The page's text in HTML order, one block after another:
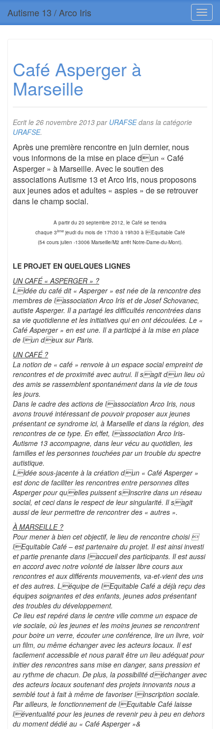
Autisme 13 / Arco Iris
Café Asperger à
Marseille
Ecrit le 26 novembre 2013 par URAFSEdans la catégorie
URAFSE.
Après une première rencontre en juin dernier, nous
vous informons de la mise en place dun « Café
Asperger » à Marseille. Avec le soutien des
associations Autisme 13 et Arco Iris, nous proposons
aux jeunes ados et adultes « aspies » de se retrouver
dans le champ social.
A partir du 20 septembre 2012, le Café se tiendra
chaque 3èmejeudi du mois de 17h30 à 19h30 à lEquitable Café
(54 cours julien -13006 Marseille/M2 arrêt Notre-Dame-du-Mont).
LE PROJET EN QUELQUES LIGNES
UN CAFÉ « ASPERGER » ?
Lidée du café dit « Asperger » est née de la rencontre des
membres de lassociation Arco Iris et de Josef Schovanec,
autiste Asperger. Il a partagé les difficultés rencontrées dans
sa vie quotidienne et les initiatives qui en ont découlées. Le «
Café Asperger » en est une. Il a participé à la mise en place
de lun deux sur Paris.
UN CAFÉ ?
La notion de « café » renvoie à un espace social empreint de
rencontres et de proximité avec autrui. Il sagit dun lieu où
des amis se rassemblent spontanément dans la vie de tous
les jours.
Dans le cadre des actions de lassociation Arco Iris, nous
avons trouvé intéressant de pouvoir proposer aux jeunes
présentant ce syndrome ici, à Marseille et dans la région, des
rencontres de ce type. En effet, lassociation Arco Iris-
Autisme 13 accompagne, dans leur vécu au quotidien, les
familles et les personnes touchées par un trouble du spectre
autistique.
Lidée sous-jacente à la création dun « Café Asperger »
est donc de faciliter les rencontres entre personnes dites
Asperger pour quelles puissent sinscrire dans un réseau
social, et ceci dans le respect de leur singularité. Il sagit
aussi de leur permettre de rencontrer des « autres ».
À MARSEILLE ?
Pour mener à bien cet objectif, le lieu de rencontre choisi 
lEquitable Café – est partenaire du projet. Il est ainsi investi
et partie prenante dans laccueil des participants. Il est aussi
en accord avec notre volonté de laisser libre cours aux
rencontres et aux différents mouvements, va-et-vient des uns
et des autres. Léquipe de lEquitable Café a déjà reçu des
équipes soignantes et des enfants, jeunes ados présentant
des troubles du développement.
Ce lieu est repéré dans le centre ville comme un espace de
vie sociale, où les jeunes et les moins jeunes se rencontrent
pour boire un verre, écouter une conférence, lire un livre, voir
un film, ou même échanger avec les acteurs locaux. Il est
facilement accessible et nous parait être un lieu adéquat pour
initier des rencontres sans mise en danger, sans pression et
au rythme de chacun. De plus, la possibilité déchanger avec
des acteurs locaux soutenant des projets innovants nous a
semblé tout à fait à même de favoriser linscription sociale.
Par ailleurs, le fonctionnement de lEquitable Café laisse
léventualité pour les jeunes de revenir peu à peu en dehors
du moment dédié au « Café Asperger »&